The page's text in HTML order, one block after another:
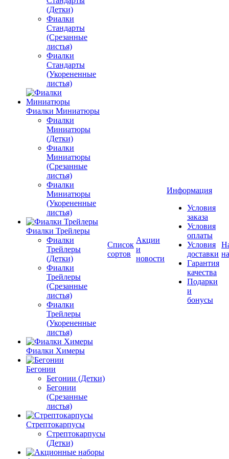
(Детки)
Фиалки
Стандарты
(Срезанные
листья)
Фиалки
Стандарты
(Укорененные
листья)
Фиалки Миниатюры
Фиалки
Миниатюры
(Детки)
Фиалки
Миниатюры
(Срезанные
листья)
Фиалки
Миниатюры
(Укорененные
листья)
Фиалки Трейлеры
Фиалки
Трейлеры
(Детки)
Фиалки
Трейлеры
(Срезанные
листья)
Фиалки
Трейлеры
(Укорененные
листья)
Фиалки Химеры
Бегонии
Бегонии (Детки)
Бегонии
(Срезанные
листья)
Стрептокарпусы
Стрептокарпусы
(Детки)
Список
сортов
Акции
и
новости
Информация
Условия
заказа
Условия
оплаты
Условия
доставки
Гарантия
качества
Подарки
и
бонусы